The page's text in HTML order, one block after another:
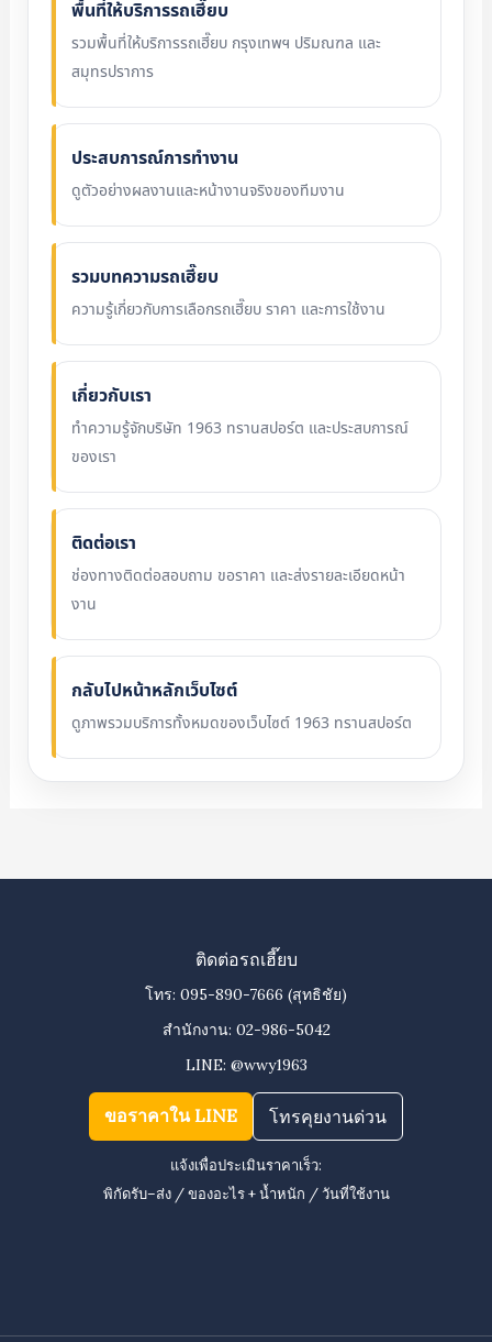
พื้นที่ให้บริการรถเฮี๊ยบ
รวมพื้นที่ให้บริการรถเฮี๊ยบ กรุงเทพฯ ปริมณฑล และ
สมุทรปราการ
ประสบการณ์การทำงาน
ดูตัวอย่างผลงานและหน้างานจริงของทีมงาน
รวมบทความรถเฮี๊ยบ
ความรู้เกี่ยวกับการเลือกรถเฮี๊ยบ ราคา และการใช้งาน
เกี่ยวกับเรา
ทำความรู้จักบริษัท 1963 ทรานสปอร์ต และประสบการณ์
ของเรา
ติดต่อเรา
ช่องทางติดต่อสอบถาม ขอราคา และส่งรายละเอียดหน้า
งาน
กลับไปหน้าหลักเว็บไซต์
ดูภาพรวมบริการทั้งหมดของเว็บไซต์ 1963 ทรานสปอร์ต
ติดต่อรถเฮี๊ยบ
โทร: 095-890-7666 (สุทธิชัย)
สำนักงาน: 02-986-5042
LINE: @wwy1963
ขอราคาใน LINE โทรคุยงานด่วน
แจ้งเพื่อประเมินราคาเร็ว:
พิกัดรับ–ส่ง / ของอะไร + น้ำหนัก / วันที่ใช้งาน